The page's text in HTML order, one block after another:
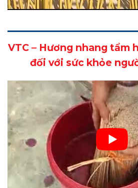
VTC – Hương nhang tẩm
đối với sức khỏe